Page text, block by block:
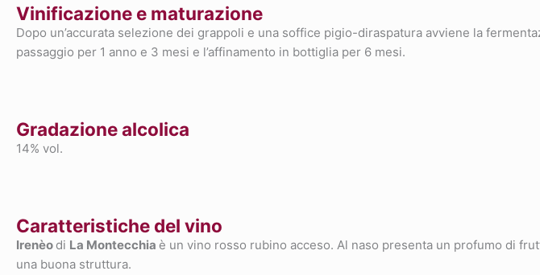
Vinificazione e maturazione
Dopo un’accurata selezione dei grappoli e una soffice pigio-diraspatura avviene la
passaggio per 1 anno e 3 mesi e l’affinamento in bottiglia per 6 mesi.
Gradazione alcolica
14% vol.
Caratteristiche del vino
Irenèo di La Montecchia è un vino rosso rubino acceso. Al naso presenta un profumo di
una buona struttura.